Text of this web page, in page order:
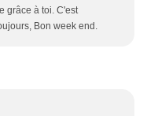
grâce à toi. C'est
Bon week end.